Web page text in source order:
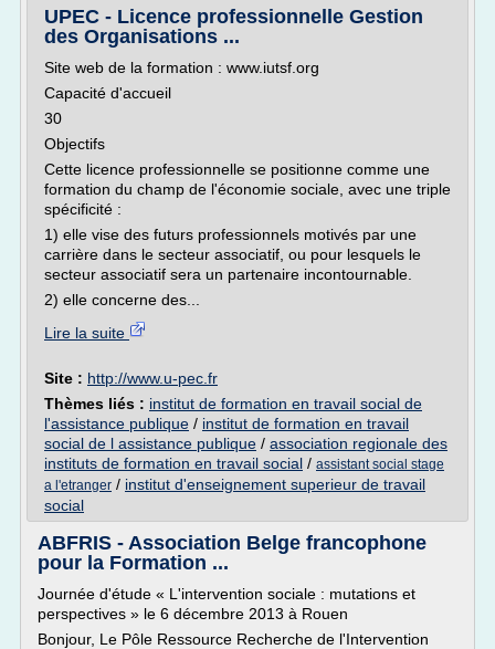
UPEC - Licence professionnelle Gestion
des Organisations ...
Site web de la formation : www.iutsf.org
Capacité d'accueil
30
Objectifs
Cette licence professionnelle se positionne comme une
formation du champ de l'économie sociale, avec une triple
spécificité :
1) elle vise des futurs professionnels motivés par une
carrière dans le secteur associatif, ou pour lesquels le
secteur associatif sera un partenaire incontournable.
2) elle concerne des...
Lire la suite
Site : http://www.u-pec.fr
Thèmes liés : institut de formation en travail social de
l'assistance publique / institut de formation en travail
social de l assistance publique / association regionale des
instituts de formation en travail social / assistant social stage
a l'etranger / institut d'enseignement superieur de travail
social
ABFRIS - Association Belge francophone
pour la Formation ...
Journée d'étude « L'intervention sociale : mutations et
perspectives » le 6 décembre 2013 à Rouen
Bonjour, Le Pôle Ressource Recherche de l'Intervention